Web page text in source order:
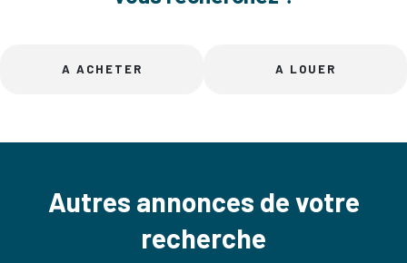
A ACHETER A LOUER
Autres annonces de votre
recherche